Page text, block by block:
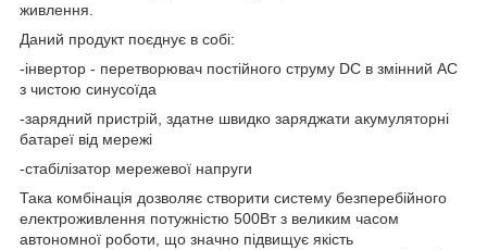
живлення.
Даний продукт поєднує в собі:
-інвертор - перетворювач постійного струму DC в змінний AC
з чистою синусоїда
-зарядний пристрій, здатне швидко заряджати акумуляторні
батареї від мережі
-стабілізатор мережевої напруги
Така комбінація дозволяє створити систему безперебійного
електроживлення потужністю 500Вт з великим часом
автономної роботи, що значно підвищує якість